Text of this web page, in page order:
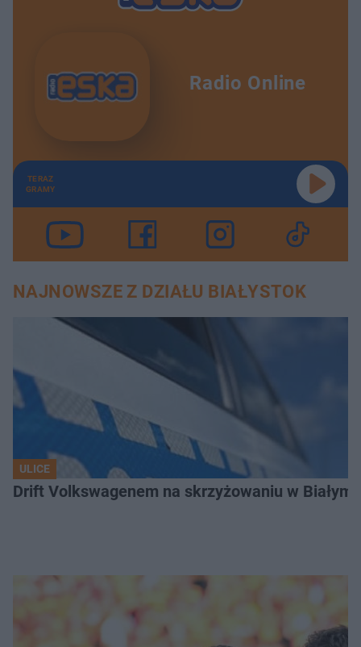
Radio Online
TERAZ
GRAMY
NAJNOWSZE Z DZIAŁU BIAŁYSTOK
ULICE
Drift Volkswagenem na skrzyżowaniu w